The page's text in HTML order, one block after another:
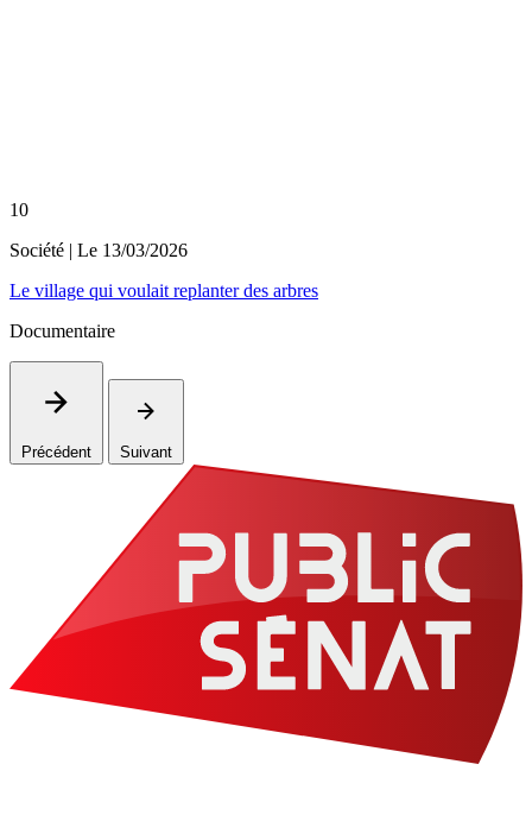
10
Société | Le 13/03/2026
Le village qui voulait replanter des arbres
Documentaire
Précédent Suivant